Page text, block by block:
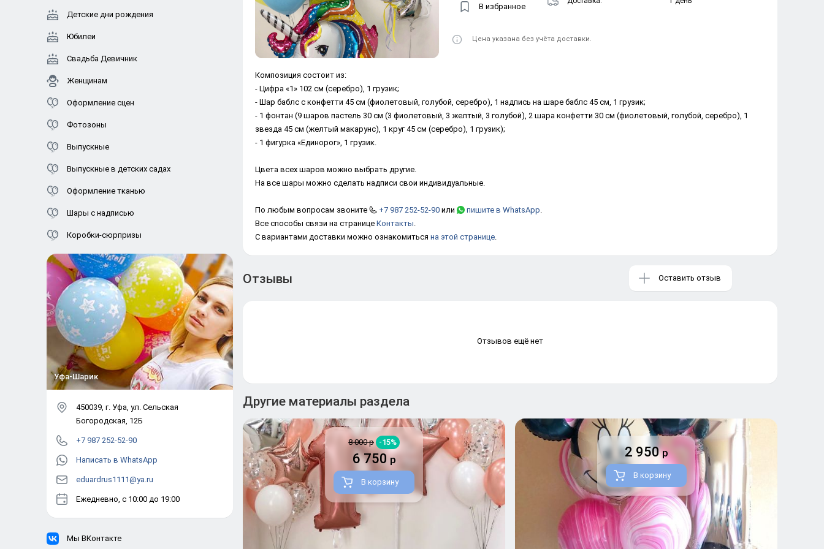
В избранное
Цена указана без учёта доставки.
Композиция состоит из:
- Цифра «1» 102 см (серебро), 1 грузик;
- Шар баблс с конфетти 45 см (фиолетовый, голубой, серебро), 1 надпись на шаре баблс 45 см, 1 грузик;
- 1 фонтан (9 шаров пастель 30 см (3 фиолетовый, 3 желтый, 3 голубой), 2 шара конфетти 30 см (фиолетовый, голубой, серебро), 1
звезда 45 см (желтый макарунс), 1 круг 45 см (серебро), 1 грузик);
- 1 фигурка «Единорог», 1 грузик.
Цвета всех шаров можно выбрать другие.
На все шары можно сделать надписи свои индивидуальные.
По любым вопросам звоните +7 987 252-52-90 или пишите в WhatsApp.
Все способы связи на странице Контакты.
С вариантами доставки можно ознакомиться на этой странице.
Отзывы Оставить отзыв
Отзывов ещё нет
Другие материалы раздела
8 000 р -15%
6 750 р
В корзину
2 950р
В корзину
Детские дни рождения
Юбилеи
Свадьба Девичник
Женщинам
Оформление сцен
Фотозоны
Выпускные
Выпускные в детских садах
Оформление тканью
Шары с надписью
Коробки-сюрпризы
Уфа-Шарик
450039, г. Уфа, ул. Сельская
Богородская, 12Б
+7 987 252-52-90
Написать в WhatsApp
eduardrus1111@ya.ru
Ежедневно, с 10:00 до 19:00
Мы ВКонтакте